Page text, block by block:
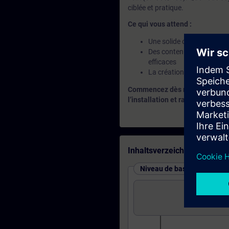
ciblée et pratique.
Ce qui vous attend :
Une solide
Des contenus orientés
efficaces
La création de blocs
Commencez dès maintenant
l’installation et raccourcit ainsi
Inhaltsverzeichnis
Niveau de base : cours et